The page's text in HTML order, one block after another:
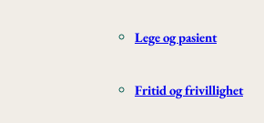
Lege og pasient
Fritid og frivillighet